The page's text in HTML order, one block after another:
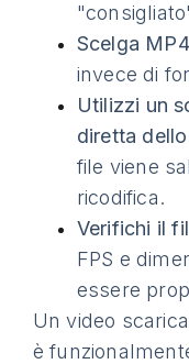
Scelga
invece di
Utilizzi un
diretta
file viene
ricodifica.
Verifichi il
FPS e
essere
Un video
è